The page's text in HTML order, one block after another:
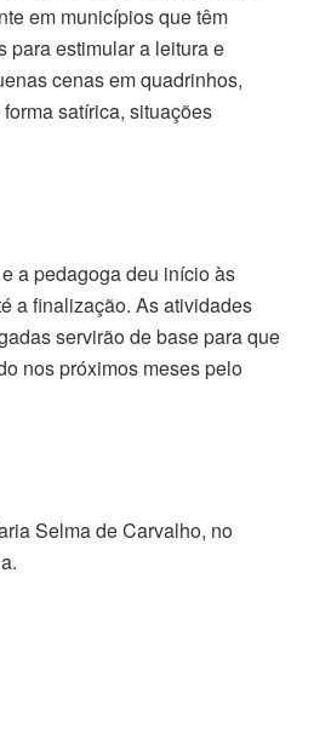
em municípios que têm
para estimular a leitura e
cenas em quadrinhos,
satírica, situações
a pedagoga deu início às
a finalização. As atividades
servirão de base para que
nos próximos meses pelo
Selma de Carvalho, no